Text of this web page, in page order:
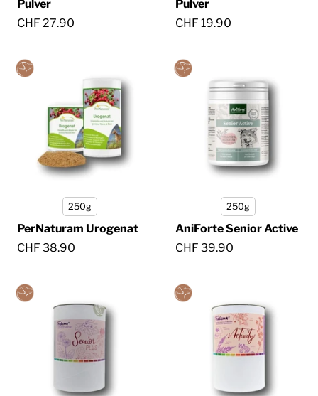
Pulver
CHF 27.90
Pulver
CHF 19.90
250g
PerNaturam Urogenat
CHF 38.90
250g
AniForte Senior Active
CHF 39.90